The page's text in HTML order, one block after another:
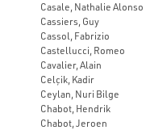
Casale, Nathalie Alonso
Cassiers, Guy
Cassol, Fabrizio
Castellucci, Romeo
Cavalier, Alain
Celçik, Kadir
Ceylan, Nuri Bilge
Chabot, Hendrik
Chabot, Jeroen